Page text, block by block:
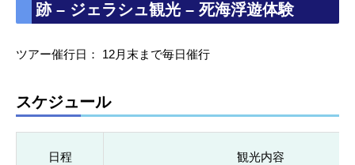
跡 – ジェラシュ観光 – 死海浮遊体験
ツアー催行日： 12月末まで毎日催行
スケジュール
日程 観光内容